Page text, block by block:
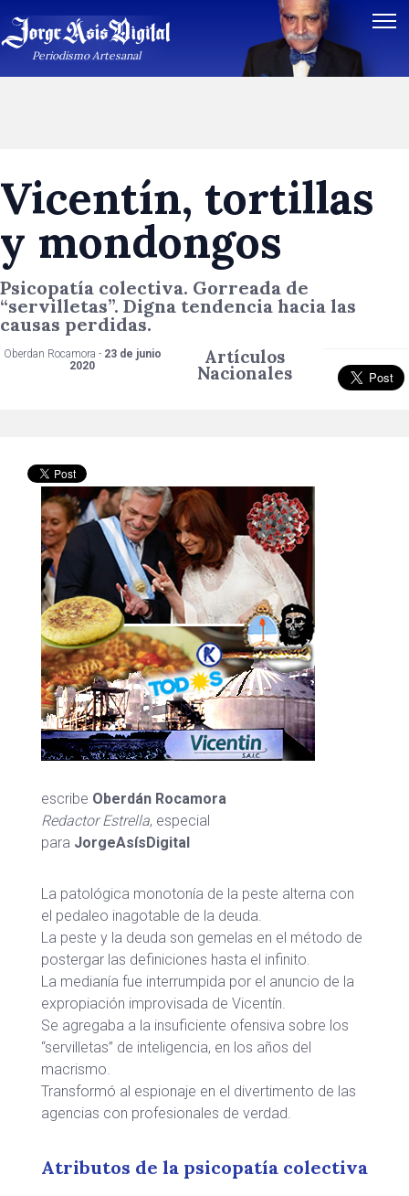
Periodismo Artesanal
Vicentín, tortillas
y mondongos
Psicopatía colectiva. Gorreada de
“servilletas”. Digna tendencia hacia las
causas perdidas.
Oberdan Rocamora - 23 de junio
2020
Artículos
Nacionales
escribe Oberdán Rocamora
Redactor Estrella, especial
para JorgeAsísDigital
La patológica monotonía de la peste alterna con
el pedaleo inagotable de la deuda.
La peste y la deuda son gemelas en el método de
postergar las definiciones hasta el infinito.
La medianía fue interrumpida por el anuncio de la
expropiación improvisada de Vicentín.
Se agregaba a la insuficiente ofensiva sobre los
“servilletas” de inteligencia, en los años del
macrismo.
Transformó al espionaje en el divertimento de las
agencias con profesionales de verdad.
Atributos de la psicopatía colectiva